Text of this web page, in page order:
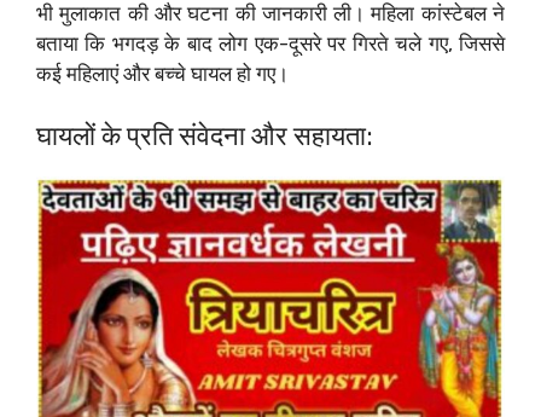
भी मुलाकात की और घटना की जानकारी ली। महिला कांस्टेबल ने
बताया कि भगदड़ के बाद लोग एक-दूसरे पर गिरते चले गए, जिससे
कई महिलाएं और बच्चे घायल हो गए।
घायलों के प्रति संवेदना और सहायता: